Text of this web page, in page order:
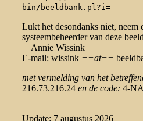
bin/beeldbank.pl?i=
Lukt het desondanks niet, neem
systeembeheerder van deze
Annie Wissink
E-mail: wissink ==at==
met vermelding van het
216.73.216.24 en de code: 4-
Update: 7 augustus 2026